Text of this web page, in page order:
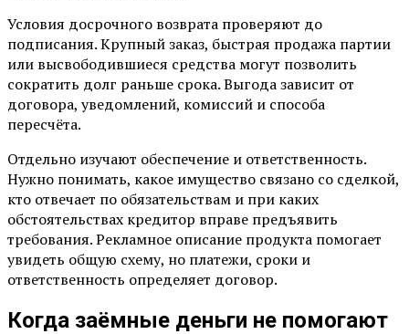
Условия досрочного возврата проверяют до
подписания. Крупный заказ, быстрая продажа партии
или высвободившиеся средства могут позволить
сократить долг раньше срока. Выгода зависит от
договора, уведомлений, комиссий и способа
пересчёта.
Отдельно изучают обеспечение и ответственность.
Нужно понимать, какое имущество связано со сделкой,
кто отвечает по обязательствам и при каких
обстоятельствах кредитор вправе предъявить
требования. Рекламное описание продукта помогает
увидеть общую схему, но платежи, сроки и
ответственность определяет договор.
Когда заёмные деньги не помогают